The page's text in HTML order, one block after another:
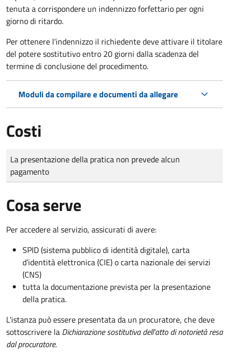
tenuta a corrispondere un indennizzo forfettario per ogni
giorno di ritardo.
Per ottenere l'indennizzo il richiedente deve attivare il titolare
del potere sostitutivo entro 20 giorni dalla scadenza del
termine di conclusione del procedimento.
Moduli da compilare e documenti da allegare
Costi
Tipo di pagamento
Importo
La presentazione della pratica non prevede alcun
pagamento
Cosa serve
Per accedere al servizio, assicurati di avere:
SPID (sistema pubblico di identità digitale), carta
d’identità elettronica (CIE) o carta nazionale dei servizi
(CNS)
tutta la documentazione prevista per la presentazione
della pratica.
L'istanza può essere presentata da un procuratore, che deve
sottoscrivere la Dichiarazione sostitutiva dell'atto di notorietà resa
dal procuratore.